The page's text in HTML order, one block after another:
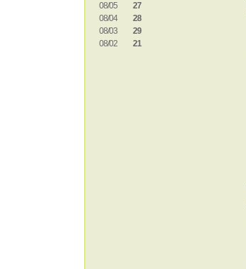
08/05
27
08/04
28
08/03
29
08/02
21